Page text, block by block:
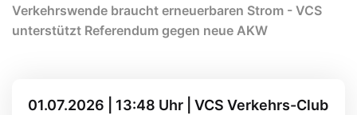
Verkehrswende braucht erneuerbaren Strom - VCS
unterstützt Referendum gegen neue AKW
01.07.2026 | 13:48 Uhr | VCS Verkehrs-Club